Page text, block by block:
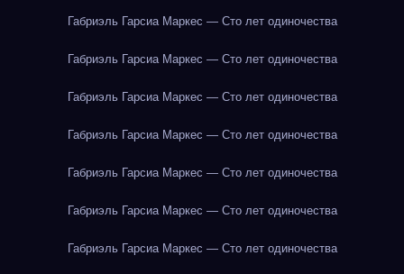
Габриэль Гарсиа Маркес — Сто лет одиночества
Габриэль Гарсиа Маркес — Сто лет одиночества
Габриэль Гарсиа Маркес — Сто лет одиночества
Габриэль Гарсиа Маркес — Сто лет одиночества
Габриэль Гарсиа Маркес — Сто лет одиночества
Габриэль Гарсиа Маркес — Сто лет одиночества
Габриэль Гарсиа Маркес — Сто лет одиночества